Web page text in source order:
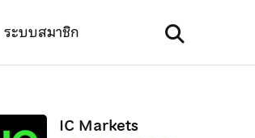
ระบบสมาชิก
IC Markets